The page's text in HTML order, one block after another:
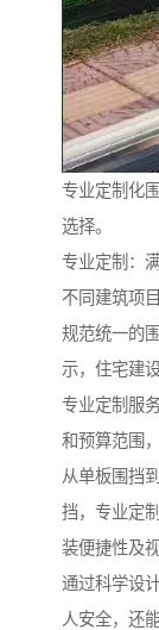
专业定制化
选择。
专业定制：
不同建筑项
规范统一的
示，住宅建
专业定制服
和预算范围
从单板围挡
挡，专业定
装便捷性及
通过科学设
人安全，还